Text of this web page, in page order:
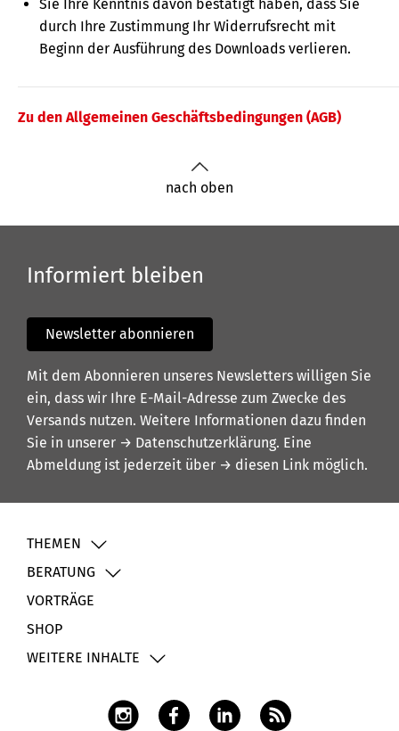
Sie Ihre Kenntnis davon bestätigt haben, dass Sie
durch Ihre Zustimmung Ihr Widerrufsrecht mit
Beginn der Ausführung des Downloads verlieren.
Zu den Allgemeinen Geschäftsbedingungen (AGB)
nach oben
Informiert bleiben
Newsletter abonnieren
Mit dem Abonnieren unseres Newsletters willigen Sie
ein, dass wir Ihre E-Mail-Adresse zum Zwecke des
Versands nutzen. Weitere Informationen dazu finden
Sie in unserer → Datenschutzerklärung. Eine
Abmeldung ist jederzeit über → diesen Link möglich.
THEMEN
BERATUNG
VORTRÄGE
SHOP
WEITERE INHALTE